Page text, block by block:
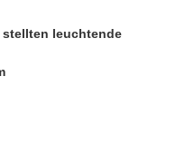
stellten leuchtende